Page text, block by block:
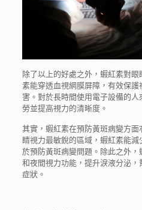
除了以上的好處之外， 蝦紅素對眼
素能穿透血視網膜屏障，有效保
害。對於長時間使用電子設備的人
勞並提高視力的清晰度。
其實，蝦紅素在預防黃斑病變方
睛視力最敏銳的區域，蝦紅素能
於預防黃斑病變問題。除此之外
和夜間視力功能，提升淚液分泌
症狀。